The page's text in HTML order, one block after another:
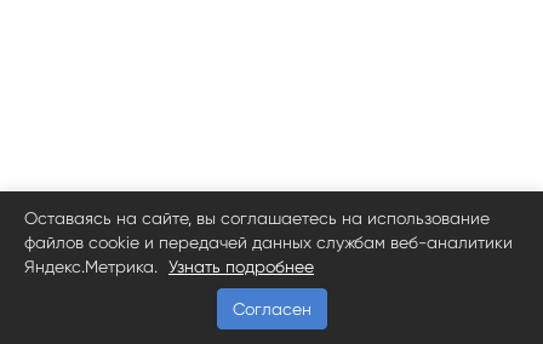
Оставаясь на сайте, вы соглашаетесь на использование
файлов cookie и передачей данных службам веб-аналитики
Яндекс.Метрика.
Узнать подробнее
Согласен